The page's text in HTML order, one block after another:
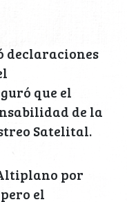
declaraciones
que el
de la
Satelital.
por
el